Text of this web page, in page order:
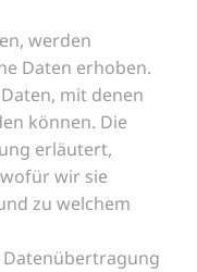
werden
Daten erhoben.
mit denen
können. Die
erläutert,
wir sie
zu welchem
Datenübertragung